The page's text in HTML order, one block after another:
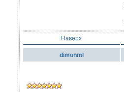
Наверх
dimonml